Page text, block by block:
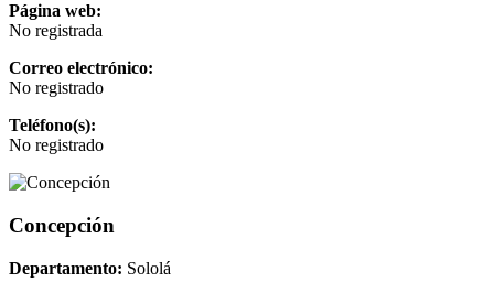
Página web:
No registrada
Correo electrónico:
No registrado
Teléfono(s):
No registrado
Concepción
Departamento: Sololá